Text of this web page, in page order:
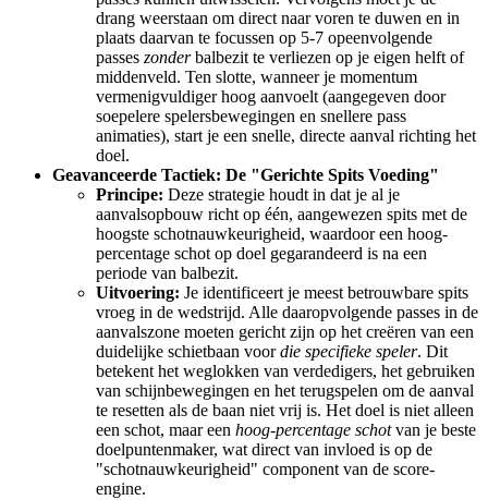
drang weerstaan ​​om direct naar voren te duwen en in
plaats daarvan te focussen op 5-7 opeenvolgende
passes zonderbalbezit te verliezen op je eigen helft of
middenveld. Ten slotte, wanneer je momentum
vermenigvuldiger hoog aanvoelt (aangegeven door
soepelere spelersbewegingen en snellere pass
animaties), start je een snelle, directe aanval richting het
doel.
Geavanceerde Tactiek: De "Gerichte Spits Voeding"
Principe: Deze strategie houdt in dat je al je
aanvalsopbouw richt op één, aangewezen spits met de
hoogste schotnauwkeurigheid, waardoor een hoog-
percentage schot op doel gegarandeerd is na een
periode van balbezit.
Uitvoering: Je identificeert je meest betrouwbare spits
vroeg in de wedstrijd. Alle daaropvolgende passes in de
aanvalszone moeten gericht zijn op het creëren van een
duidelijke schietbaan voordie specifieke speler. Dit
betekent het weglokken van verdedigers, het gebruiken
van schijnbewegingen en het terugspelen om de aanval
te resetten als de baan niet vrij is. Het doel is niet alleen
een schot, maar een hoog-percentage schotvan je beste
doelpuntenmaker, wat direct van invloed is op de
"schotnauwkeurigheid" component van de score-
engine.